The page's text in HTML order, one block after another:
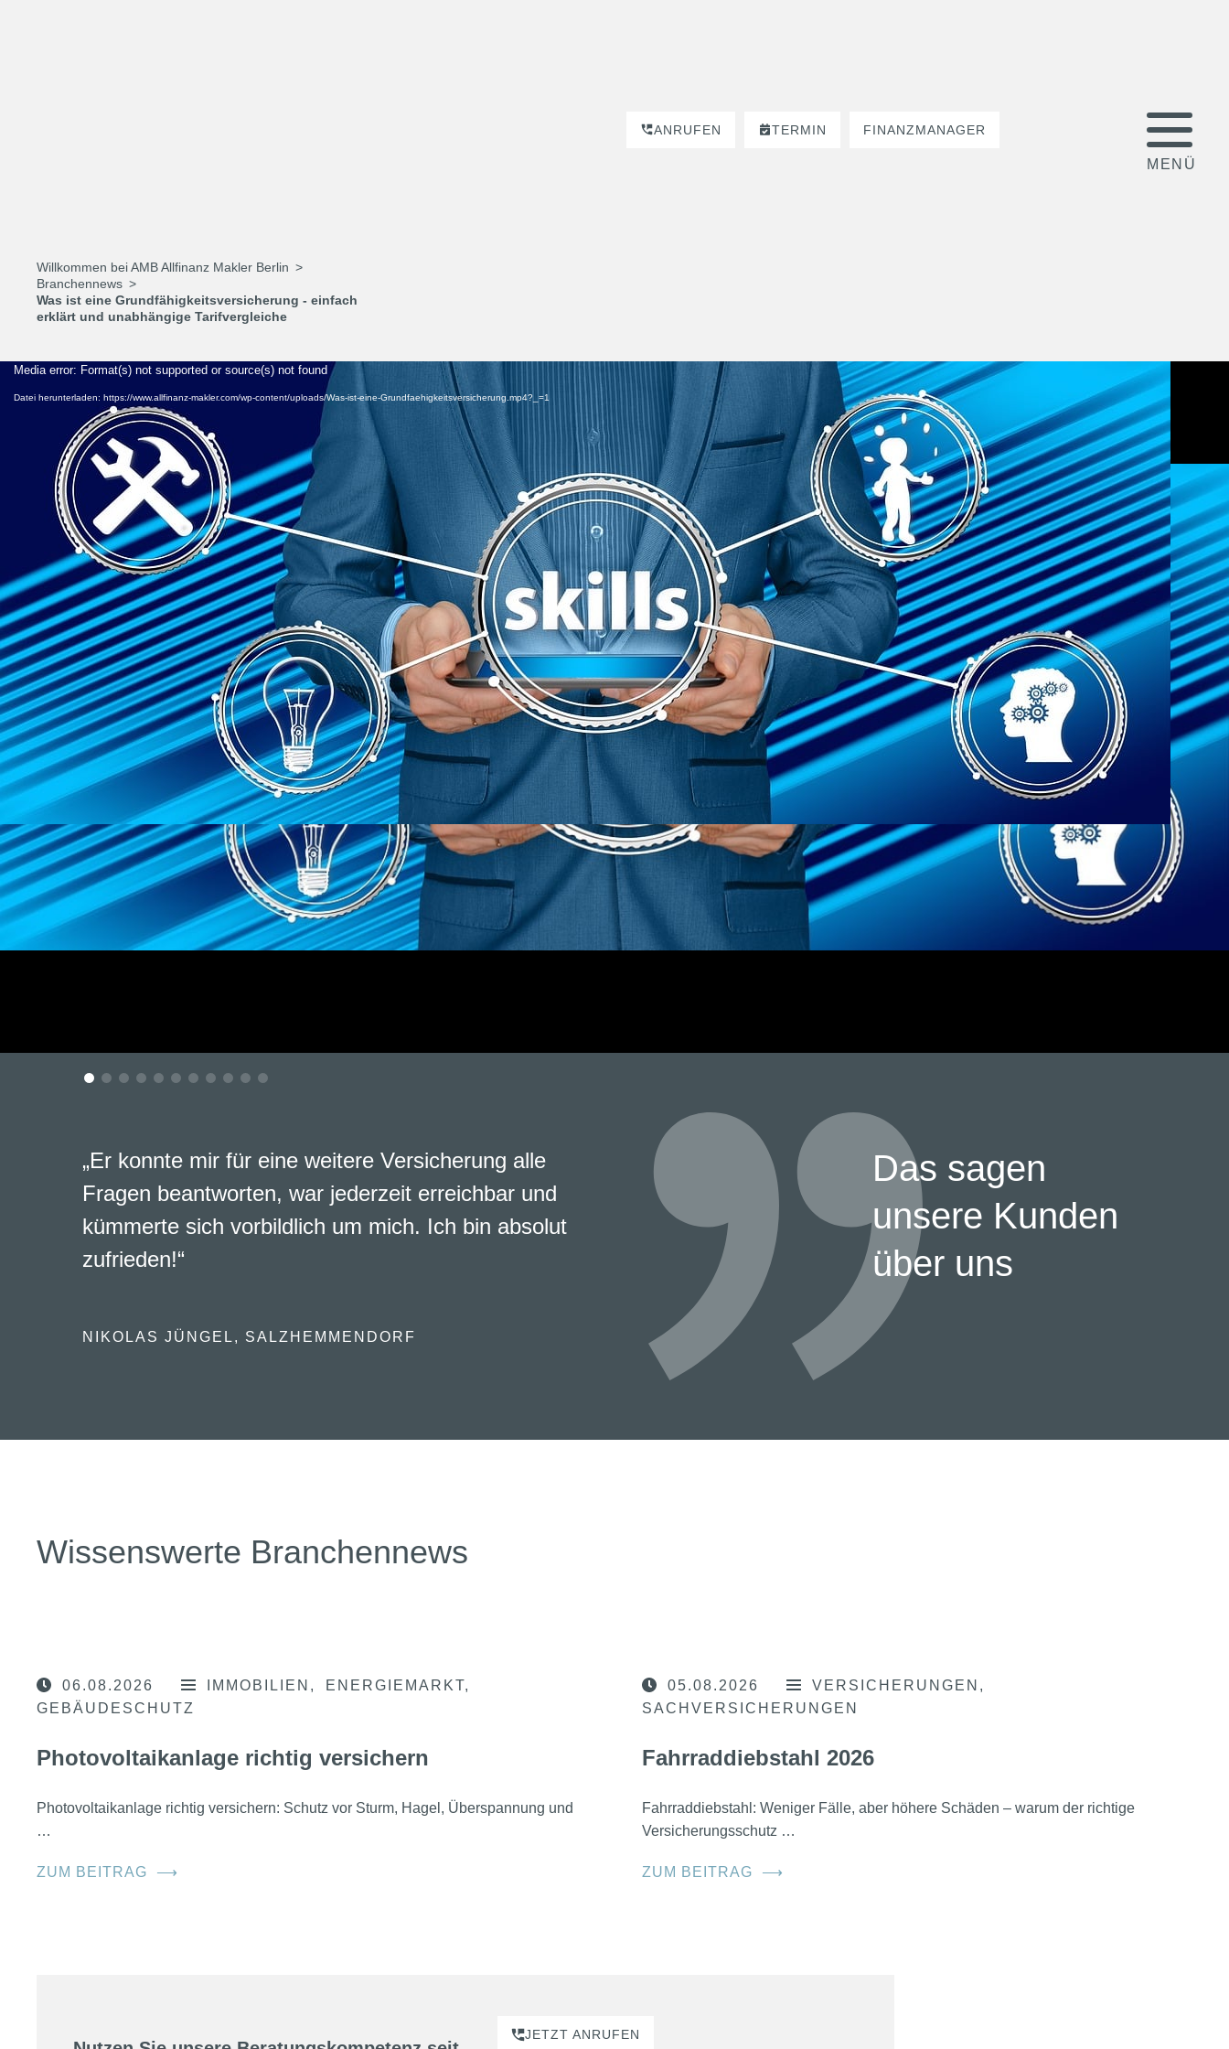
ANRUFEN TERMIN FINANZMANAGER
Willkommen bei AMB Allfinanz Makler Berlin
Branchennews
Was ist eine Grundfähigkeitsversicherung - einfach
erklärt und unabhängige Tarifvergleiche
Video-
Media error: Format(s) not supported or source(s) not found
Datei herunterladen: https://www.allfinanz-makler.com/wp-content/uploads/Was-ist-eine-Grundfaehigkeitsversicherung.mp4?_=1
Das sagen
unsere Kunden
über uns
„Er konnte mir für eine weitere Versicherung alle
Fragen beantworten, war jederzeit erreichbar und
kümmerte sich vorbildlich um mich. Ich bin absolut
zufrieden!“
NIKOLAS JÜNGEL, SALZHEMMENDORF
Wissenswerte Branchennews
06.08.2026 IMMOBILIEN
ENERGIEMARKT
GEBÄUDESCHUTZ
Photovoltaikanlage richtig versichern
Photovoltaikanlage richtig versichern: Schutz vor Sturm, Hagel, Überspannung und
…
ZUM BEITRAG ⟶
05.08.2026
VERSICHERUNGEN
SACHVERSICHERUNGEN
Fahrraddiebstahl 2026
Fahrraddiebstahl: Weniger Fälle, aber höhere Schäden – warum der richtige
Versicherungsschutz …
ZUM BEITRAG ⟶
JETZT ANRUFEN